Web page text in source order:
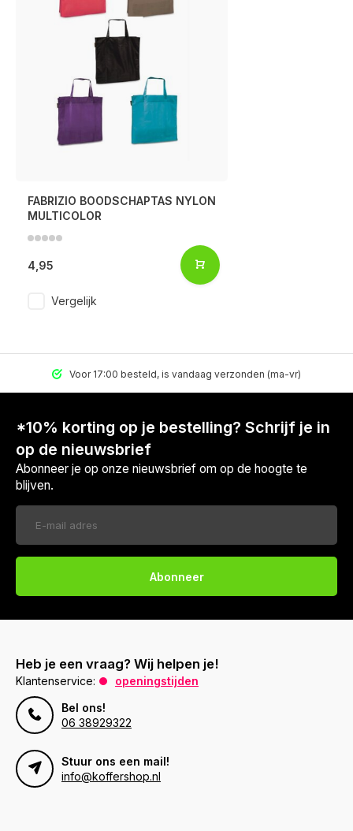
FABRIZIO BOODSCHAPTAS NYLON
MULTICOLOR
4,95
Vergelijk
Voor 17:00 besteld, is vandaag verzonden (ma-vr)
*10% korting op je bestelling? Schrijf je in
op de nieuwsbrief
Abonneer je op onze nieuwsbrief om op de hoogte te
blijven.
Abonneer
Heb je een vraag? Wij helpen je!
Klantenservice:
openingstijden
Bel ons!
06 38929322
Stuur ons een mail!
info@koffershop.nl